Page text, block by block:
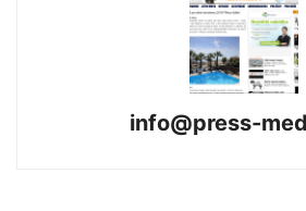
info@press-